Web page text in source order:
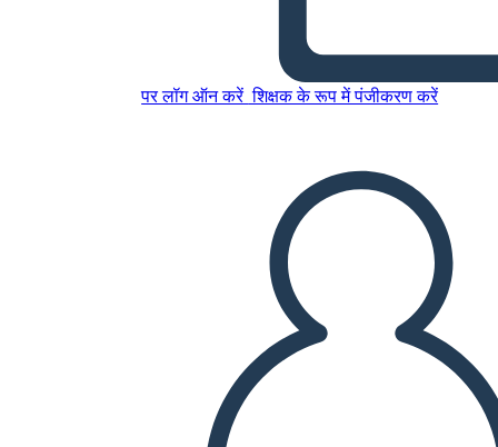
पर लॉग ऑन करें शिक्षक के रूप में पंजीकरण करें
George Contro George di
Rosalyn Schanzer
इस स्टोरीबोर्ड को कॉपी करें
स्टोरीबोर्ड बनाएं
स्लाइड शो चलाएं
मुझे पढ़कर सुनाओ